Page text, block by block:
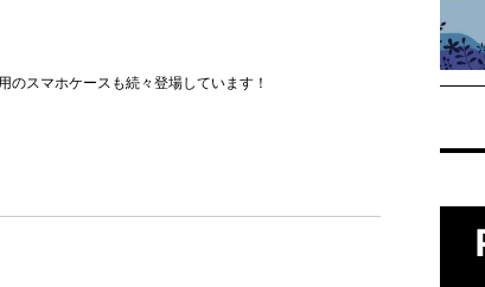
スマホケースも続々登場しています！